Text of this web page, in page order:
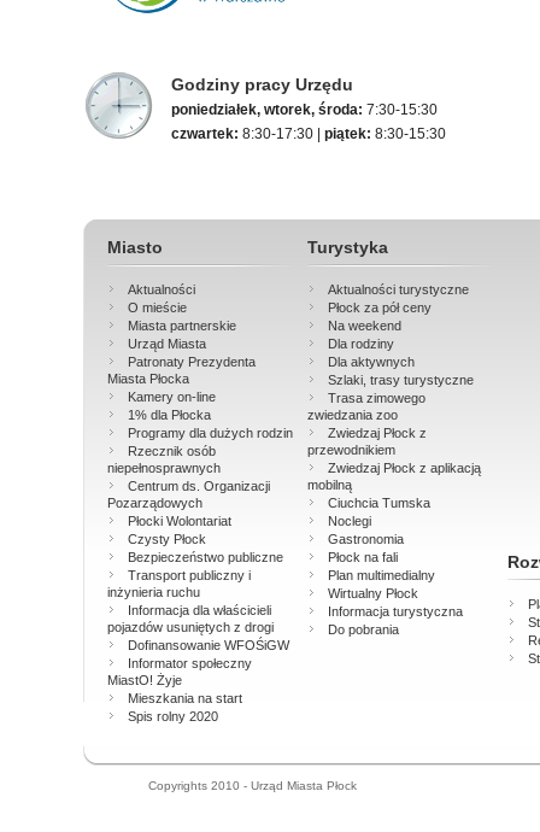
Godziny pracy Urzędu
poniedziałek, wtorek, środa: 7:30-15:30
czwartek: 8:30-17:30 | piątek: 8:30-15:30
Miasto
Aktualności
O mieście
Miasta partnerskie
Urząd Miasta
Patronaty Prezydenta
Miasta Płocka
Kamery on-line
1% dla Płocka
Programy dla dużych rodzin
Rzecznik osób
niepełnosprawnych
Centrum ds. Organizacji
Pozarządowych
Płocki Wolontariat
Czysty Płock
Bezpieczeństwo publiczne
Transport publiczny i
inżynieria ruchu
Informacja dla właścicieli
pojazdów usuniętych z drogi
Dofinansowanie WFOŚiGW
Informator społeczny
MiastO! Żyje
Mieszkania na start
Spis rolny 2020
Turystyka
Aktualności turystyczne
Płock za pół ceny
Na weekend
Dla rodziny
Dla aktywnych
Szlaki, trasy turystyczne
Trasa zimowego
zwiedzania zoo
Zwiedzaj Płock z
przewodnikiem
Zwiedzaj Płock z aplikacją
mobilną
Ciuchcia Tumska
Noclegi
Gastronomia
Płock na fali
Plan multimedialny
Wirtualny Płock
Informacja turystyczna
Do pobrania
Copyrights 2010 - Urząd Miasta Płock